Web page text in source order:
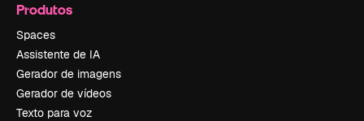
Produtos
Spaces
Assistente de IA
Gerador de imagens
Gerador de vídeos
Texto para voz